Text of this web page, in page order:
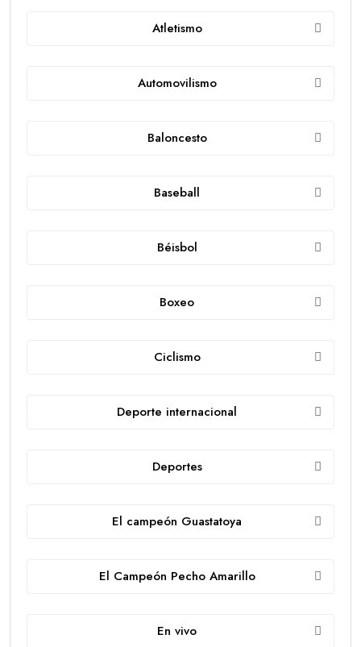
Atletismo
Automovilismo
Baloncesto
Baseball
Béisbol
Boxeo
Ciclismo
Deporte internacional
Deportes
El campeón Guastatoya
El Campeón Pecho Amarillo
En vivo